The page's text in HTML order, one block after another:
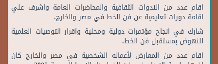
اقام عدد من الندوات الثقافية والمحاضرات العامة واشرف علي
اقامة دورات تعليمية عن فن الخط في مصر والخارج.
شارك في انجاح مؤتمرات دولية ومحلية واقرار التوصيات العلمية
للنهوض بمستقبل فن الخط.
اقام عدد من المعارض لأعماله الشخصية في مصر والخارج كان